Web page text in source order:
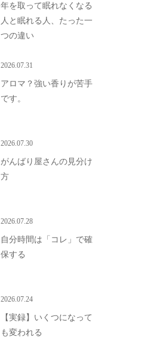
年を取って眠れなくなる
人と眠れる人、たった一
つの違い
2026.07.31
アロマ？強い香りが苦手
です。
2026.07.30
がんばり屋さんの見分け
方
2026.07.28
自分時間は「コレ」で確
保する
2026.07.24
【実録】いくつになって
も変われる